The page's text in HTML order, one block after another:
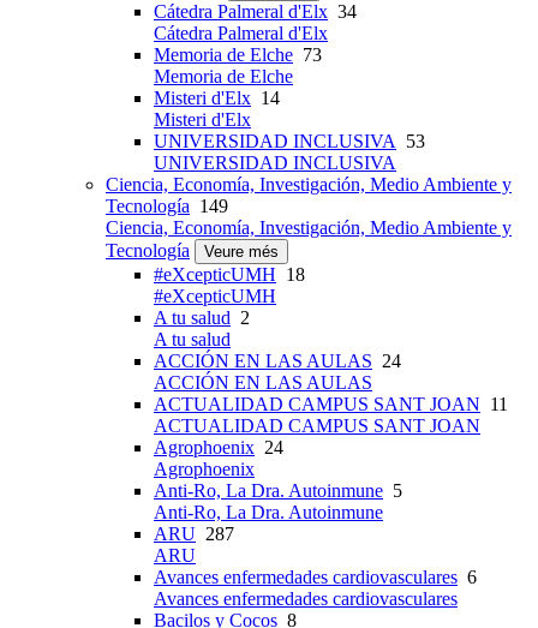
Cátedra Palmeral d'Elx 34
Cátedra Palmeral d'Elx
Memoria de Elche 73
Memoria de Elche
Misteri d'Elx 14
Misteri d'Elx
UNIVERSIDAD INCLUSIVA 53
UNIVERSIDAD INCLUSIVA
Ciencia, Economía, Investigación, Medio Ambiente y
Tecnología 149
Ciencia, Economía, Investigación, Medio Ambiente y
Tecnología
Veure més
#eXcepticUMH 18
#eXcepticUMH
A tu salud 2
A tu salud
ACCIÓN EN LAS AULAS 24
ACCIÓN EN LAS AULAS
ACTUALIDAD CAMPUS SANT JOAN 11
ACTUALIDAD CAMPUS SANT JOAN
Agrophoenix 24
Agrophoenix
Anti-Ro, La Dra. Autoinmune 5
Anti-Ro, La Dra. Autoinmune
ARU 287
ARU
Avances enfermedades cardiovasculares 6
Avances enfermedades cardiovasculares
Bacilos y Cocos 8